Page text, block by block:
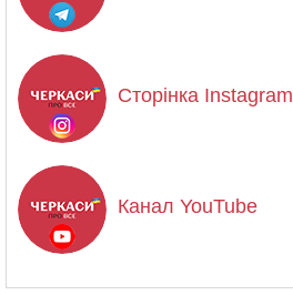
Сторінка Instagram
Канал YouTube